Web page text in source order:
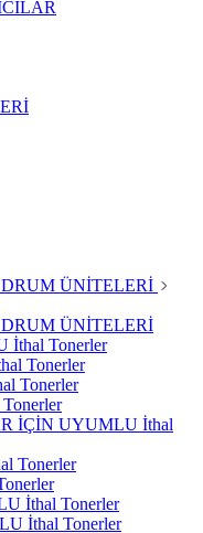
ÜNİTELERİ
ÜNİTELERİ
İthal Tonerler
Tonerler
Tonerler
İÇİN UYUMLU İthal
Tonerler
İthal Tonerler
İthal Tonerler